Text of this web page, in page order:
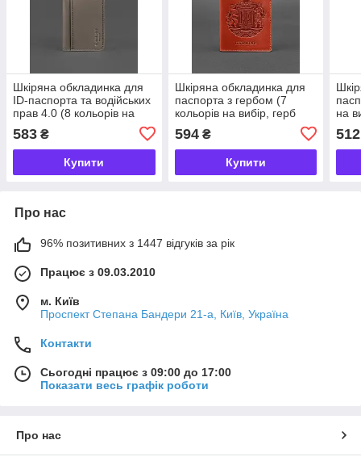
Шкіряна обкладинка для
ID-паспорта та водійських
прав 4.0 (8 кольорів на
тиснення)
583 ₴
Купити
Шкіряна обкладинка для
паспорта з гербом (7
кольорів на вибір, герб
594₴
Купити
на
512
Про нас
96% позитивних з 1447 відгуків за рік
Працює з 09.03.2010
м. Київ
Проспект Степана Бандери 21-а, Київ, Україна
Контакти
Сьогодні працює з 09:00 до 17:00
Показати весь графік роботи
Про нас